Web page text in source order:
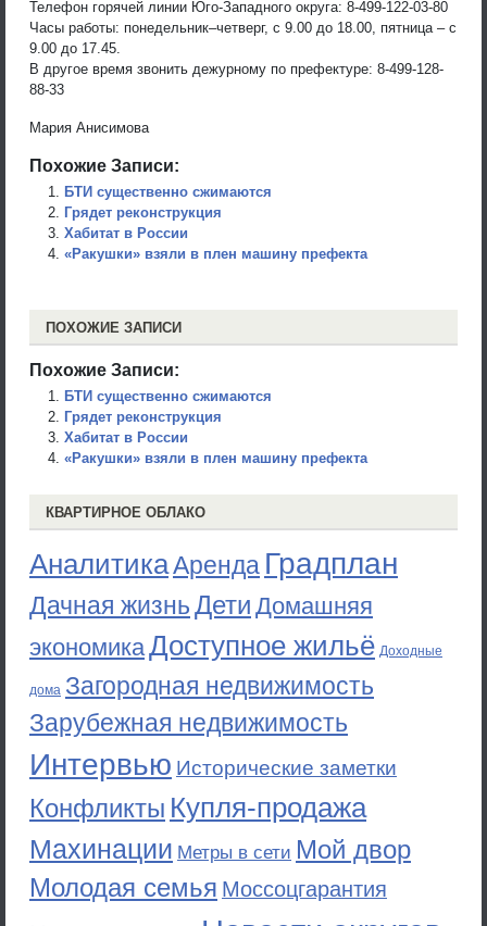
Телефон горячей линии Юго-Западного округа: 8-499-122-03-80
Часы работы: понедельник–четверг, с 9.00 до 18.00, пятница – с
9.00 до 17.45.
В другое время звонить дежурному по префектуре: 8-499-128-
88-33
Мария Анисимова
Похожие Записи:
БТИ существенно сжимаются
Грядет реконструкция
Хабитат в России
«Ракушки» взяли в плен машину префекта
ПОХОЖИЕ ЗАПИСИ
Похожие Записи:
БТИ существенно сжимаются
Грядет реконструкция
Хабитат в России
«Ракушки» взяли в плен машину префекта
КВАРТИРНОЕ ОБЛАКО
АналитикаАренда Градплан
Дачная жизньДети Домашняя
экономикаДоступное жильё Доходные
дома Загородная недвижимость
Зарубежная недвижимость
Интервью Исторические заметки
Конфликты Купля-продажа
Махинации Метры в сети Мой двор
Молодая семья Моссоцгарантия